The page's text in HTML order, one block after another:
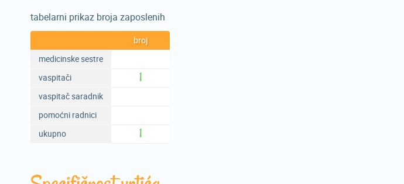
tabelarni prikaz broja zaposlenih
broj
medicinske sestre
vaspitači
1
vaspitač saradnik
pomoćni radnici
ukupno
1